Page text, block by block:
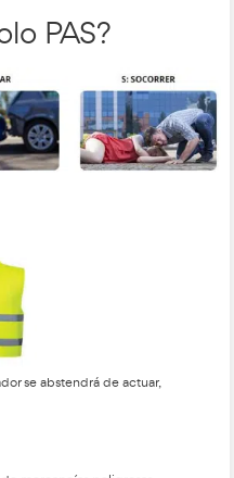
a las víctimas forma parte
de acciones
la calidad de la
cardiorrespiratoria.
estado de nerviosismo es
de actuación fácil
PAS”.
PAS?